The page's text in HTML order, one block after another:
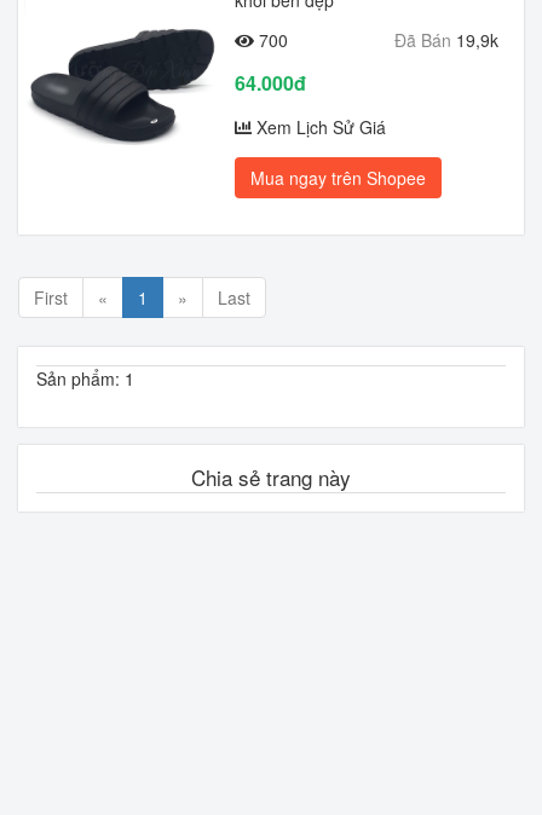
700
Đã Bán 19,9k
64.000đ
Xem Lịch Sử Giá
Mua ngay trên Shopee
First « 1 » Last
Sản phẩm: 1
Chia sẻ trang này